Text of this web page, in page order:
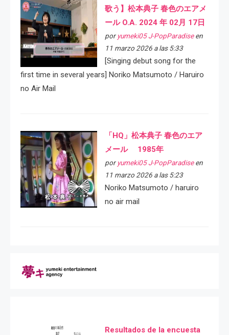
歌う】松本典子 春色のエアメ
ール O.A. 2024 年 02月 17日
por yumeki05 J-PopParadiseen
11 marzo 2026 a las 5:33
[Singing debut song for the
first time in several years] Noriko Matsumoto / Haruiro
no Air Mail
「HQ」松本典子 春色のエア
メール 1985年
por yumeki05 J-PopParadiseen
11 marzo 2026 a las 5:23
Noriko Matsumoto / haruiro
no air mail
Resultados de la encuesta